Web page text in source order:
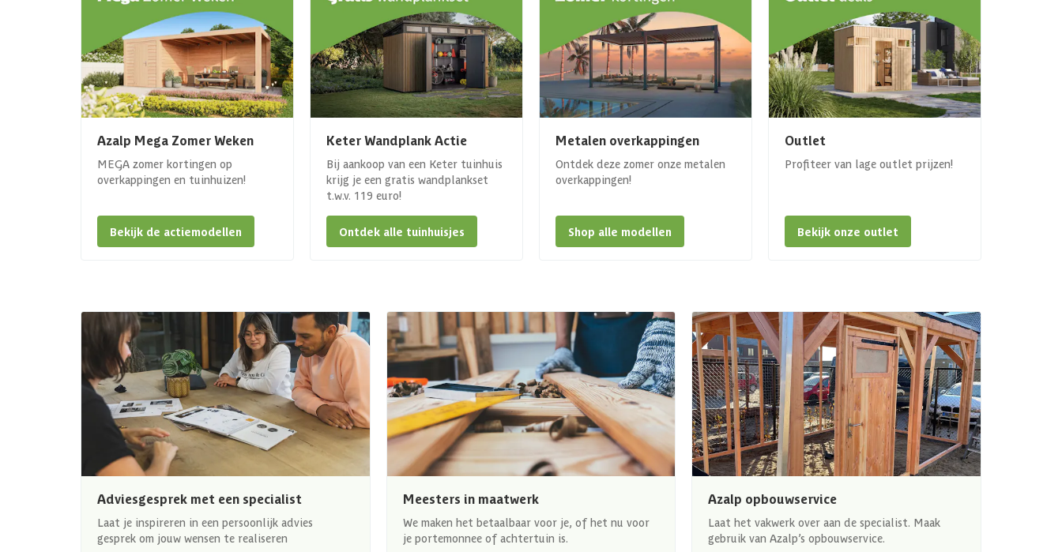
Azalp Mega Zomer Weken
MEGA zomer kortingen op
overkappingen en tuinhuizen!
Bekijk de actiemodellen
Keter Wandplank Actie
Bij aankoop van een Keter tuinhuis
krijg je een gratis wandplankset
t.w.v. 119 euro!
Ontdek alle tuinhuisjes
Metalen overkappingen
Ontdek deze zomer onze metalen
overkappingen!
Shop alle modellen
Outlet
Profiteer van lage outlet prijzen!
Bekijk onze outlet
Adviesgesprek met een specialist
Laat je inspireren in een persoonlijk advies
gesprek om jouw wensen te realiseren
Meesters in maatwerk
We maken het betaalbaar voor je, of het nu voor
je portemonnee of achtertuin is.
Azalp opbouwservice
Laat het vakwerk over aan de specialist. Maak
gebruik van Azalp’s opbouwservice.